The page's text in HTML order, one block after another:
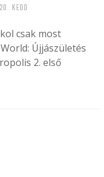
KEDD
csak most
Újjászületés
2. első